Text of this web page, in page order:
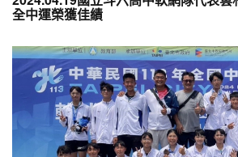
全中運榮獲佳績